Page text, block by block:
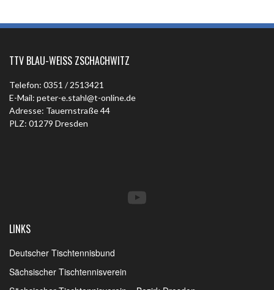
TTV BLAU-WEISS ZSCHACHWITZ
Telefon: 0351 / 2513421
E-Mail: peter-e.stahl@t-online.de
Adresse: Tauernstraße 44
PLZ: 01279 Dresden
YouTube
LINKS
Deutscher Tischtennisbund
Sächsischer Tischtennisverein